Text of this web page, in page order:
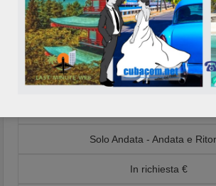
NO556
Roma Fiumicino Partenza ore 09.00 -
Frank Pais ore 16.35
Solo Andata - Andata e
In richiesta €